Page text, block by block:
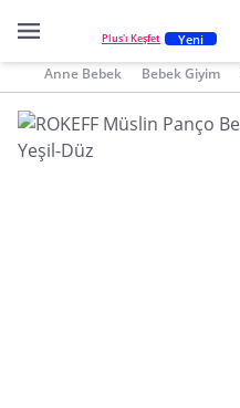
Plus'ı Keşfet Yeni
Anne Bebek Bebek Giyim